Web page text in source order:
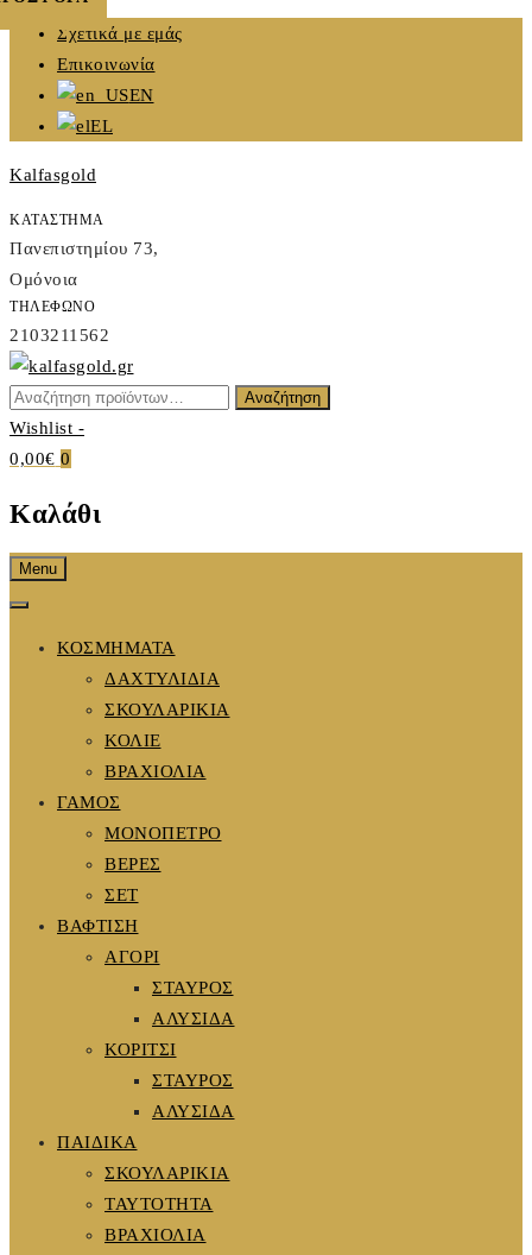
Skip
content
Σχετικά με εμάς
Επικοινωνία
EN
EL
Kalfasgold
ΚΑΤΑΣΤΗΜΑ
Πανεπιστημίου 73,
Ομόνοια
ΤΗΛΕΦΩΝΟ
2103211562
KALFASGOLD
Kalfasgold
Αναζήτηση
για:
Αναζήτηση
Wishlist -
0,00€ 0
Καλάθι
Menu
ΚΟΣΜΗΜΑΤΑ
ΔΑΧΤΥΛΙΔΙΑ
ΣΚΟΥΛΑΡΙΚΙΑ
ΚΟΛΙΕ
ΒΡΑΧΙΟΛΙΑ
ΓΑΜΟΣ
ΜΟΝΟΠΕΤΡΟ
ΒΕΡΕΣ
ΣΕΤ
ΒΑΦΤΙΣΗ
ΑΓΟΡΙ
ΣΤΑΥΡΟΣ
ΑΛΥΣΙΔΑ
ΚΟΡΙΤΣΙ
ΣΤΑΥΡΟΣ
ΑΛΥΣΙΔΑ
ΠΑΙΔΙΚΑ
ΣΚΟΥΛΑΡΙΚΙΑ
ΤΑΥΤΟΤΗΤΑ
ΒΡΑΧΙΟΛΙΑ